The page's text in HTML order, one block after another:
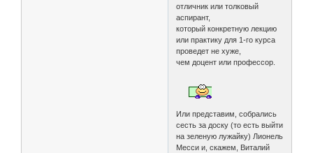
отличник или толковый
аспирант,
который конкретную лекцию
или практику для 1-го курса
проведет не хуже,
чем доцент или профессор.
Или представим, собрались
сесть за доску (то есть выйти
на зеленую лужайку) Лионель
Месси и, скажем, Виталий